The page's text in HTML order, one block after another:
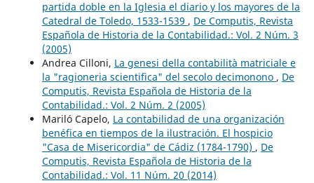
partida doble en la Iglesia el diario y los mayores de la
Catedral de Toledo, 1533-1539 , De Computis, Revista
Española de Historia de la Contabilidad.: Vol. 2 Núm. 3
(2005)
Andrea Cilloni, La genesi della contabilità matriciale e
la "ragioneria scientifica" del secolo decimonono , De
Computis, Revista Española de Historia de la
Contabilidad.: Vol. 2 Núm. 2 (2005)
Mariló Capelo, La contabilidad de una organización
benéfica en tiempos de la ilustración. El hospicio
"Casa de Misericordia" de Cádiz (1784-1790) , De
Computis, Revista Española de Historia de la
Contabilidad.: Vol. 11 Núm. 20 (2014)